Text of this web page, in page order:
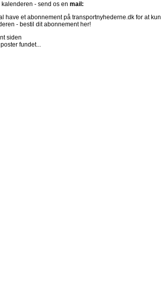
kalenderen - send os en mail:
have et abonnement på transportnyhederne.dk for at
- bestil dit abonnement her!
siden
poster fundet...